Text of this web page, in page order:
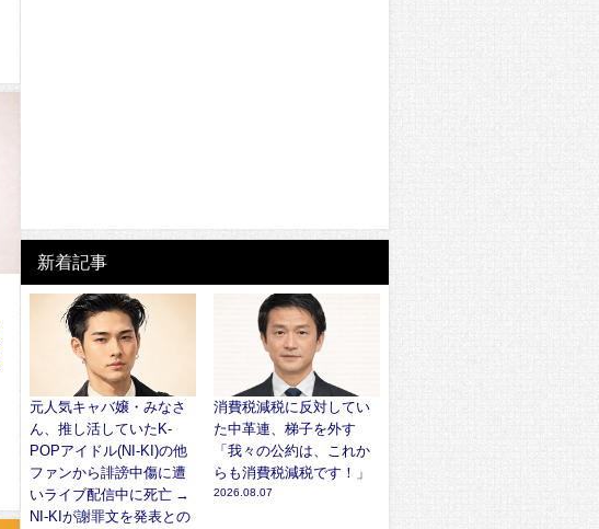
新着記事
元人気キャバ嬢・みなさ
ん、推し活していたK-
POPアイドル(NI-KI)の他
ファンから誹謗中傷に遭
いライブ配信中に死亡 →
NI-KIが謝罪文を発表との
消費税減税に反対してい
た中革連、梯子を外す
「我々の公約は、これか
らも消費税減税です！」
2026.08.07